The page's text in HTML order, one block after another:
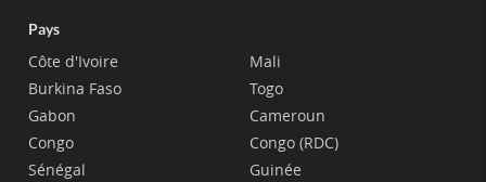
Pays
Côte d'Ivoire
Burkina Faso
Gabon
Congo
Sénégal
Mali
Togo
Cameroun
Congo (RDC)
Guinée